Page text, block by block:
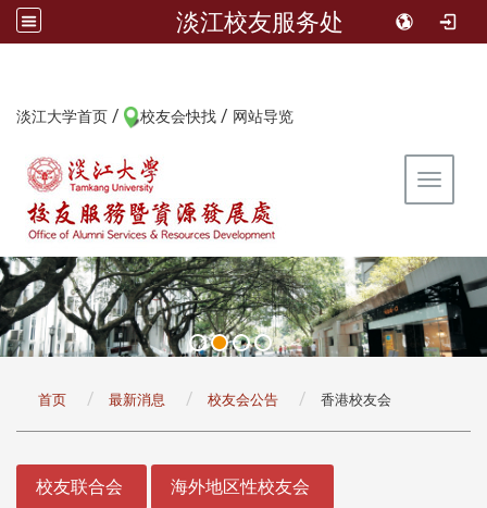
淡江校友服务处
淡江大学首页 / 校友会快找 / 网站导览
Toggle
首页 最新消息 校友会公告 香港校友会
校友联合会 海外地区性校友会